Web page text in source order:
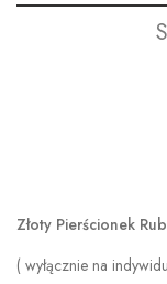
Złoty Pierścionek
( wyłącznie na